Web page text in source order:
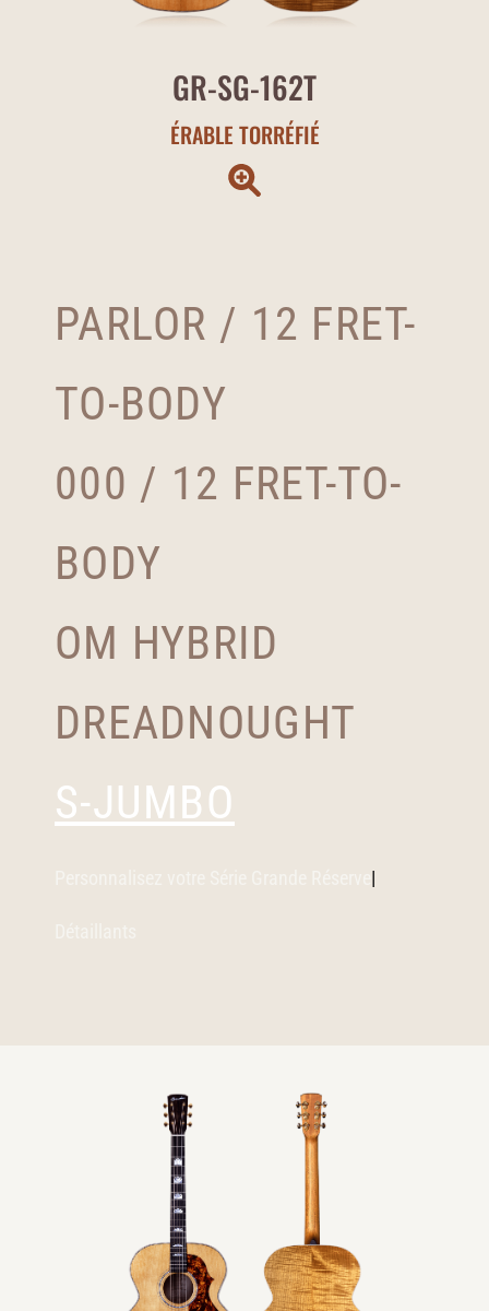
GR-SG-162T
ÉRABLE TORRÉFIÉ
PARLOR / 12 FRET-
TO-BODY
000 / 12 FRET-TO-
BODY
OM HYBRID
DREADNOUGHT
S-JUMBO
|